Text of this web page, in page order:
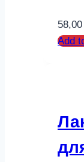
58,00
Add